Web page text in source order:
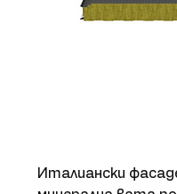
Италиански